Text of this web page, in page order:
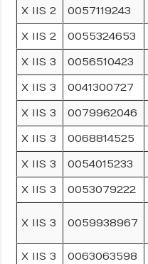
X IIS 2
0057119243
X IIS 2
0055324653
X IIS 3
0056510423
X IIS 3
0041300727
X IIS 3
0079962046
X IIS 3
0068814525
X IIS 3
0054015233
X IIS 3
0053079222
X IIS 3 0059938967
X IIS 3
0063063598